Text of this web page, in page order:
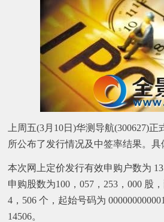
上周五(3月10日)华测导航(300627)
所公布了发行情况及中签率结果。具
本次网上定价发行有效申购户数为
申购股数为100，057，253，000 股
4，506 个，起始号码为
14506。